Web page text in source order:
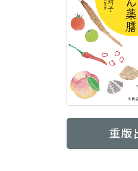
重版